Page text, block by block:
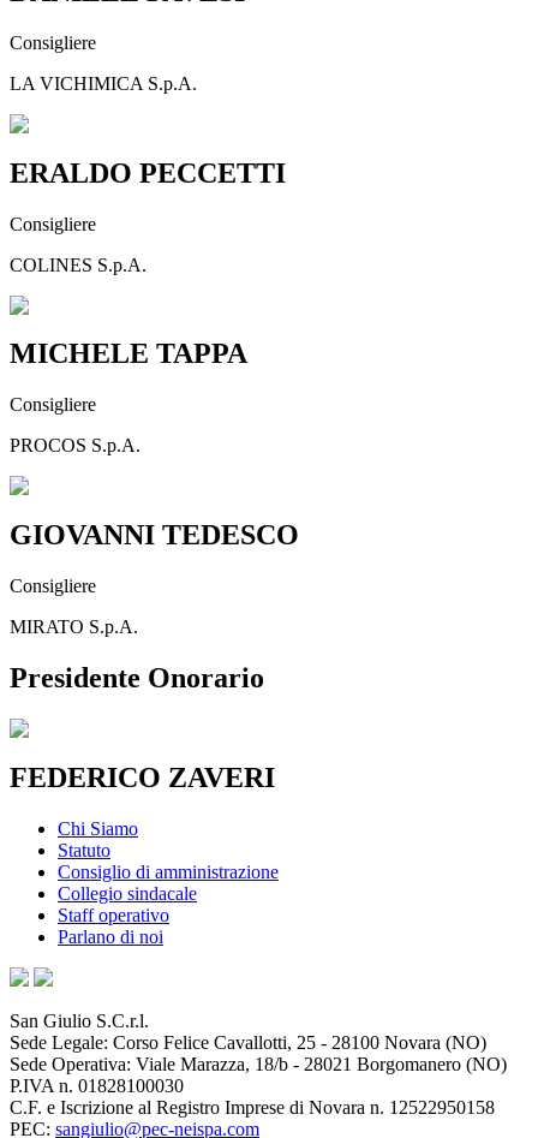
Consigliere
LA VICHIMICA S.p.A.
ERALDO PECCETTI
Consigliere
COLINES S.p.A.
MICHELE TAPPA
Consigliere
PROCOS S.p.A.
GIOVANNI TEDESCO
Consigliere
MIRATO S.p.A.
Presidente Onorario
FEDERICO ZAVERI
Chi Siamo
Statuto
Consiglio di amministrazione
Collegio sindacale
Staff operativo
Parlano di noi
San Giulio S.C.r.l.
Sede Legale: Corso Felice Cavallotti, 25 - 28100 Novara (NO)
Sede Operativa: Viale Marazza, 18/b - 28021 Borgomanero (NO)
P.IVA n. 01828100030
C.F. e Iscrizione al Registro Imprese di Novara n. 12522950158
PEC: sangiulio@pec-neispa.com